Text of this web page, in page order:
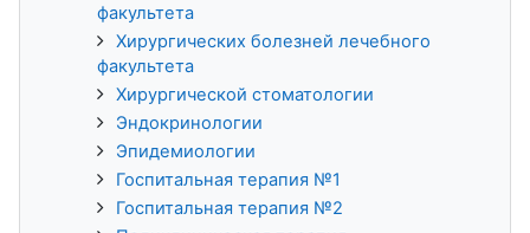
факультета
Хирургических болезней лечебного
факультета
Хирургической стоматологии
Эндокринологии
Эпидемиологии
Госпитальная терапия №1
Госпитальная терапия №2